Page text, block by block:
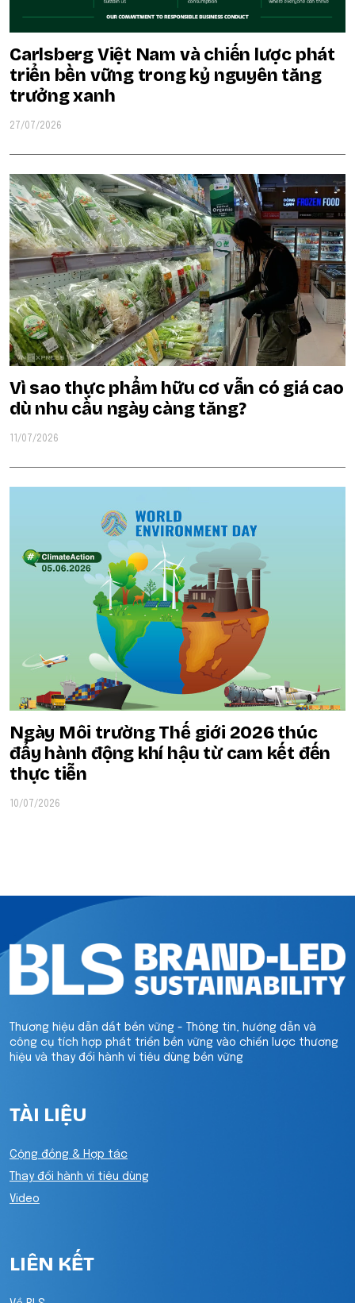
Carlsberg Việt Nam và chiến lược phát
triển bền vững trong kỷ nguyên tăng
trưởng xanh
27/07/2026
Vì sao thực phẩm hữu cơ vẫn có giá cao
dù nhu cầu ngày càng tăng?
11/07/2026
Ngày Môi trường Thế giới 2026 thúc
đẩy hành động khí hậu từ cam kết đến
thực tiễn
10/07/2026
Thương hiệu dẫn dắt bền vững - Thông tin, hướng dẫn và
công cụ tích hợp phát triển bền vững vào chiến lược thương
hiệu và thay đổi hành vi tiêu dùng bền vững
TÀI LIỆU
Cộng đồng & Hợp tác
Thay đổi hành vi tiêu dùng
Video
LIÊN KẾT